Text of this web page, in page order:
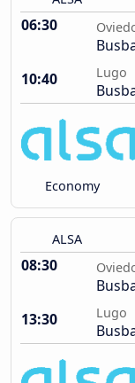
06:30
10:40
Lugo
Economy
ALSA
08:30
13:30
Lugo